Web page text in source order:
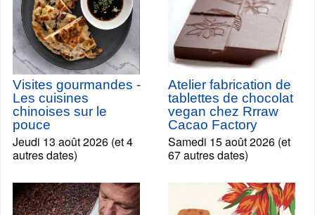
Visites gourmandes -
Les cuisines
chinoises sur le
pouce
Jeudi 13 août 2026 (et 4
autres dates)
Atelier fabrication de
tablettes de chocolat
vegan chez Rrraw
Cacao Factory
Samedi 15 août 2026 (et
67 autres dates)